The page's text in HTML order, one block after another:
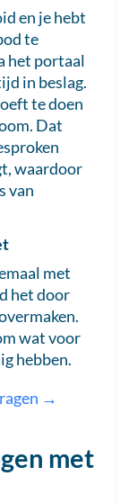
en je hebt
te
het portaal
in beslag.
te doen
Dat
waardoor
van
met
het door
wat voor
hebben.
→
met